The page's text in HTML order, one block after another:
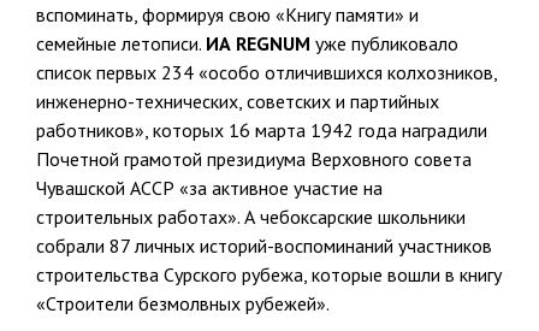
вспоминать, формируя свою «Книгу памяти» и
семейные летописи. ИА REGNUM уже публиковало
список первых 234 «особо отличившихся колхозников,
инженерно-технических, советских и партийных
работников» , которых 16 марта 1942 года наградили
Почетной грамотой президиума Верховного совета
Чувашской АССР «за активное участие на
строительных работах». А чебоксарские школьники
собрали 87 личных историй-воспоминаний участников
строительства Сурского рубежа, которые вошли в книгу
«Строители безмолвных рубежей».